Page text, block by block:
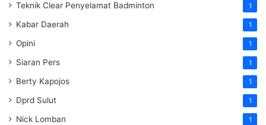
Teknik Clear Penyelamat Badminton 1
Kabar Daerah 1
Opini 1
Siaran Pers 1
Berty Kapojos 1
Dprd Sulut 1
Nick Lomban 1